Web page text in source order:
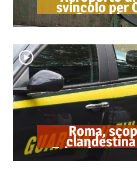
svincolo per
Sosta:
Roma,
Trigoria: